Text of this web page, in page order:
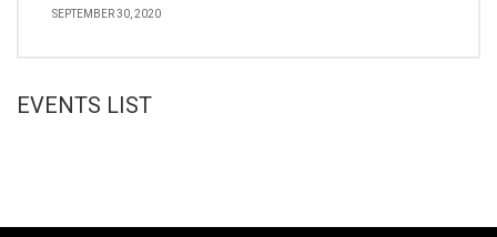
SEPTEMBER 30, 2020
EVENTS LIST